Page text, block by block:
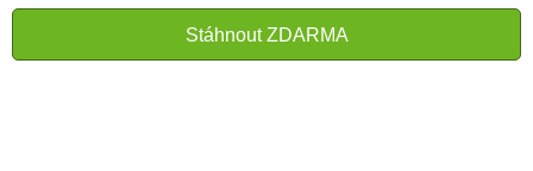
Stáhnout ZDARMA